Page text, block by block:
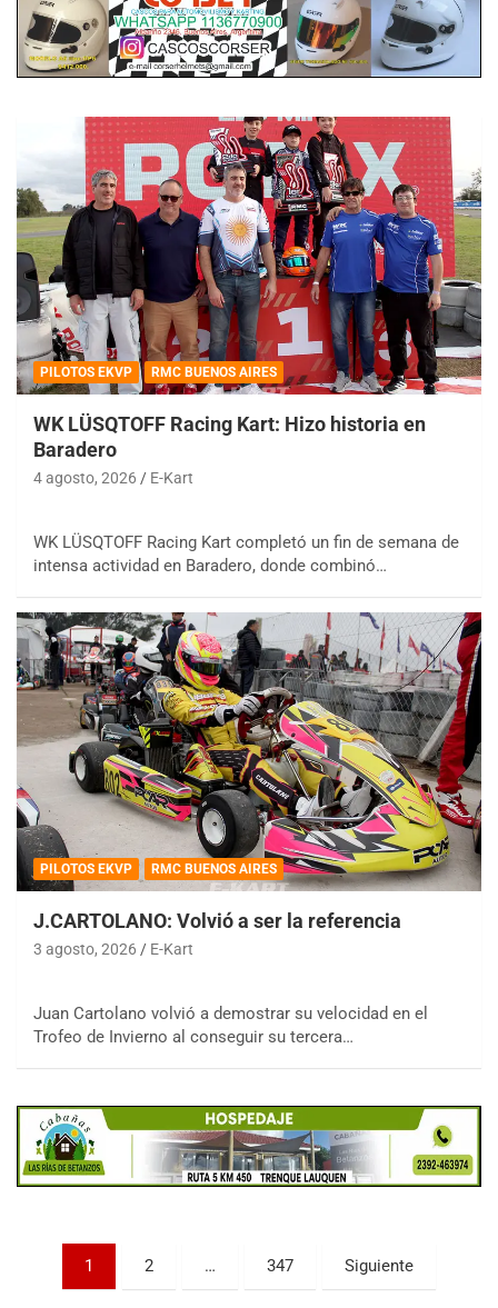
PILOTOS EKVP RMC BUENOS AIRES
WK LÜSQTOFF Racing Kart: Hizo historia en
Baradero
4 agosto, 2026 E-Kart
WK LÜSQTOFF Racing Kart completó un fin de semana de
intensa actividad en Baradero, donde combinó…
PILOTOS EKVP RMC BUENOS AIRES
J.CARTOLANO: Volvió a ser la referencia
3 agosto, 2026 E-Kart
Juan Cartolano volvió a demostrar su velocidad en el
Trofeo de Invierno al conseguir su tercera…
Paginación
1 2 … 347 Siguiente
08/09-AGO
KDO - F6
Ciudad de Trenque Lauquen (Asfalto)
Trenque Lauquen (Buenos Aires)
Parque de la Velocidad (Asfalto)
Villaguay (Entre Ríos)